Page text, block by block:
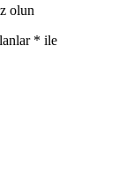
olun
* ile